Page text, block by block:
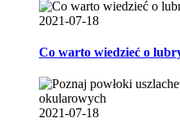
2021-07-18
Co warto wiedzieć o
2021-07-18